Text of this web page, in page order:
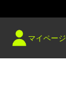
マイページ